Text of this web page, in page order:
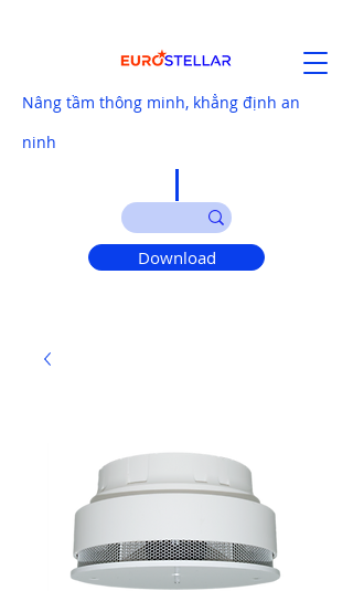
Nâng tầm thông minh, khẳng định an
ninh
Download